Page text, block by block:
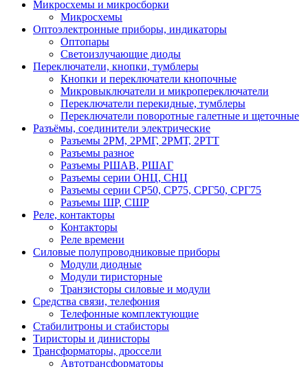
Микросхемы и микросборки
Микросхемы
Оптоэлектронные приборы, индикаторы
Оптопары
Светоизлучающие диоды
Переключатели, кнопки, тумблеры
Кнопки и переключатели кнопочные
Микровыключатели и микропереключатели
Переключатели перекидные, тумблеры
Переключатели поворотные галетные и щеточные
Разъёмы, соединители электрические
Разъемы 2РМ, 2РМГ, 2РМТ, 2РТТ
Разъемы разное
Разъемы РШАВ, РШАГ
Разъемы серии ОНЦ, СНЦ
Разъемы серии СР50, СР75, СРГ50, СРГ75
Разъемы ШР, СШР
Реле, контакторы
Контакторы
Реле времени
Силовые полупроводниковые приборы
Модули диодные
Модули тиристорные
Транзисторы силовые и модули
Средства связи, телефония
Телефонные комплектующие
Стабилитроны и стабисторы
Тиристоры и динисторы
Трансформаторы, дроссели
Автотрансформаторы